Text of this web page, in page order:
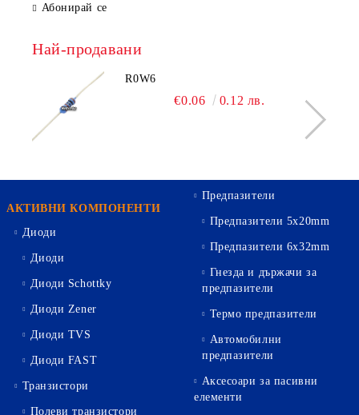
Абонирай се
Най-продавани
R0W6
€0.06 0.12 лв.
АКТИВНИ КОМПОНЕНТИ
Диоди
Диоди
Диоди Schottky
Диоди Zener
Диоди TVS
Диоди FAST
Транзистори
Полеви транзистори
Предпазители
Предпазители 5х20mm
Предпазители 6х32mm
Гнезда и държачи за
предпазители
Термо предпазители
Автомобилни
предпазители
Аксесоари за пасивни
елементи